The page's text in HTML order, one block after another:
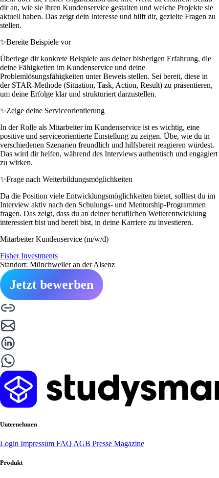
dir an, wie sie ihren Kundenservice gestalten und welche Projekte sie
aktuell haben. Das zeigt dein Interesse und hilft dir, gezielte Fragen zu
stellen.
✨Bereite Beispiele vor
Überlege dir konkrete Beispiele aus deiner bisherigen Erfahrung, die
deine Fähigkeiten im Kundenservice und deine
Problemlösungsfähigkeiten unter Beweis stellen. Sei bereit, diese in
der STAR-Methode (Situation, Task, Action, Result) zu präsentieren,
um deine Erfolge klar und strukturiert darzustellen.
✨Zeige deine Serviceorientierung
In der Rolle als Mitarbeiter im Kundenservice ist es wichtig, eine
positive und serviceorientierte Einstellung zu zeigen. Übe, wie du in
verschiedenen Szenarien freundlich und hilfsbereit reagieren würdest.
Das wird dir helfen, während des Interviews authentisch und engagiert
zu wirken.
✨Frage nach Weiterbildungsmöglichkeiten
Da die Position viele Entwicklungsmöglichkeiten bietet, solltest du im
Interview aktiv nach den Schulungs- und Mentorship-Programmen
fragen. Das zeigt, dass du an deiner beruflichen Weiterentwicklung
interessiert bist und bereit bist, in deine Karriere zu investieren.
Mitarbeiter Kundenservice (m/w/d)
Fisher Investments
Standort: Münchweiler an der Alsenz
Jetzt bewerben
Unternehmen
Login Impressum FAQ AGB Presse Magazine
Produkt